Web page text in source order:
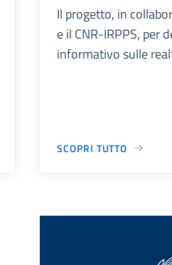
Il progetto, in
e il CNR-IRPPS, per
informativo sulle
SCOPRI TUTTO